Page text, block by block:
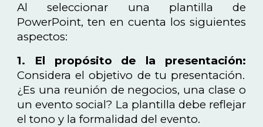
Al seleccionar una plantilla de
PowerPoint, ten en cuenta los siguientes
aspectos:
1. El propósito de la presentación:
Considera el objetivo de tu presentación.
¿Es una reunión de negocios, una clase o
un evento social? La plantilla debe reflejar
el tono y la formalidad del evento.